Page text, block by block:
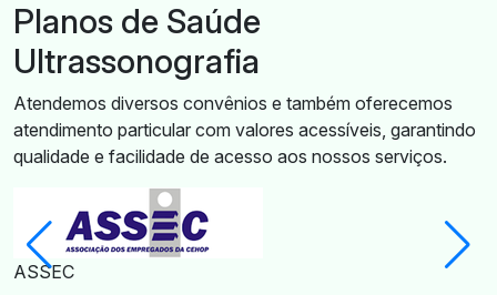
Planos de Saúde
Ultrassonografia
Atendemos diversos convênios e também oferecemos
atendimento particular com valores acessíveis, garantindo
qualidade e facilidade de acesso aos nossos serviços.
ASSEC